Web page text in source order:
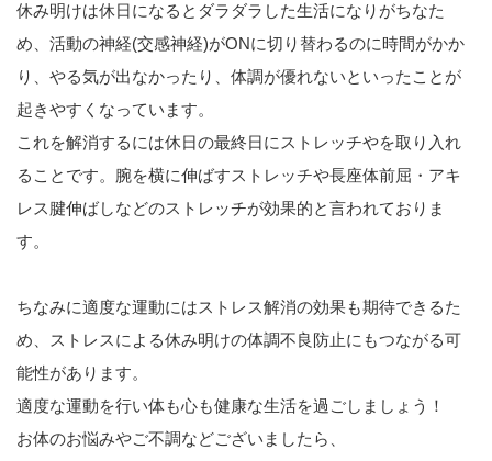
休み明けは休日になるとダラダラした生活になりがちなた
め、活動の神経(交感神経)がONに切り替わるのに時間がかか
り、やる気が出なかったり、体調が優れないといったことが
起きやすくなっています。
これを解消するには休日の最終日にストレッチやを取り入れ
ることです。腕を横に伸ばすストレッチや長座体前屈・アキ
レス腱伸ばしなどのストレッチが効果的と言われておりま
す。
ちなみに適度な運動にはストレス解消の効果も期待できるた
め、ストレスによる休み明けの体調不良防止にもつながる可
能性があります。
適度な運動を行い体も心も健康な生活を過ごしましょう！
お体のお悩みやご不調などございましたら、